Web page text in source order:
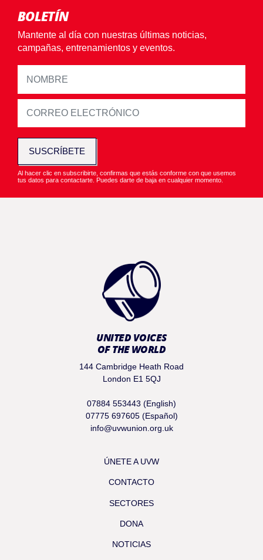
BOLETÍN
Mantente al día con nuestras últimas noticias,
campañas, entrenamientos y eventos.
SUSCRÍBETE
Al hacer clic en subscribirte, confirmas que estás conforme con que usemos
tus datos para contactarte. Puedes darte de baja en cualquier momento.
UNITED VOICES
OF THE WORLD
144 Cambridge Heath Road
London E1 5QJ
07884 553443 (English)
07775 697605 (Español)
info@uvwunion.org.uk
ÚNETE A UVW
CONTACTO
SECTORES
DONA
NOTICIAS